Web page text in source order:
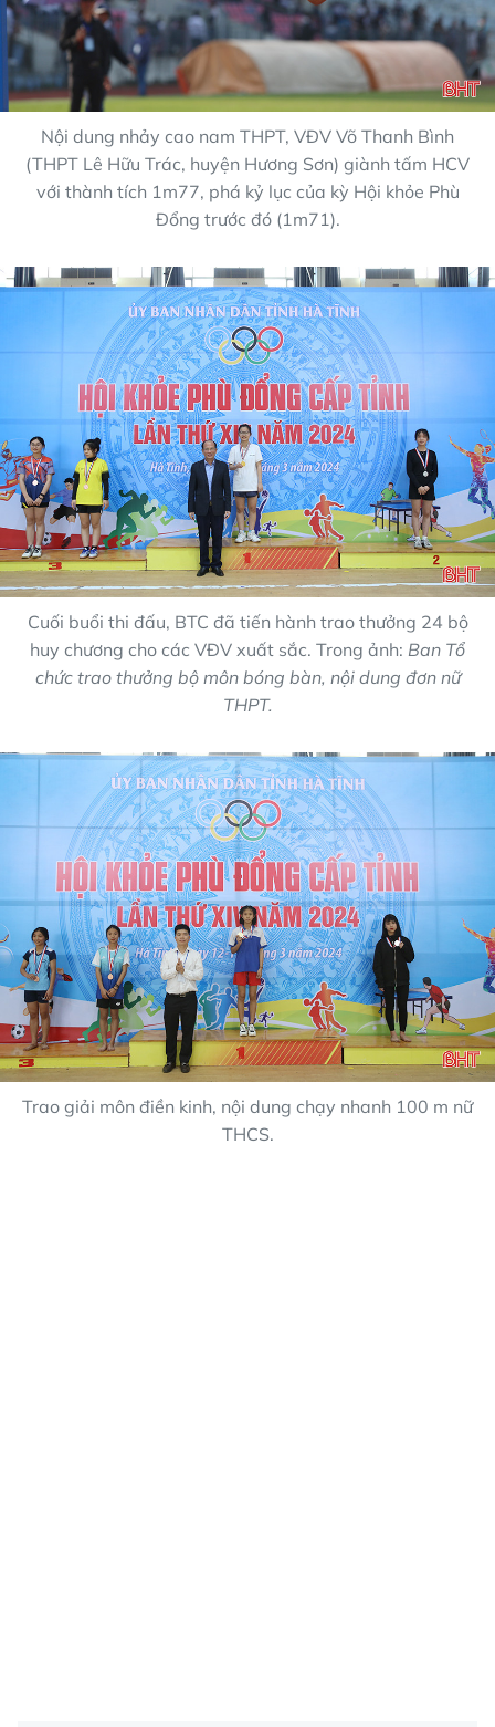
Nội dung nhảy cao nam THPT, VĐV Võ Thanh Bình
(THPT Lê Hữu Trác, huyện Hương Sơn) giành tấm HCV
với thành tích 1m77, phá kỷ lục của kỳ Hội khỏe Phù
Đổng trước đó (1m71).
Cuối buổi thi đấu, BTC đã tiến hành trao thưởng 24 bộ
huy chương cho các VĐV xuất sắc. Trong ảnh: Ban Tổ
chức trao thưởng bộ môn bóng bàn, nội dung đơn nữ
THPT.
Trao giải môn điền kinh, nội dung chạy nhanh 100 m nữ
THCS.